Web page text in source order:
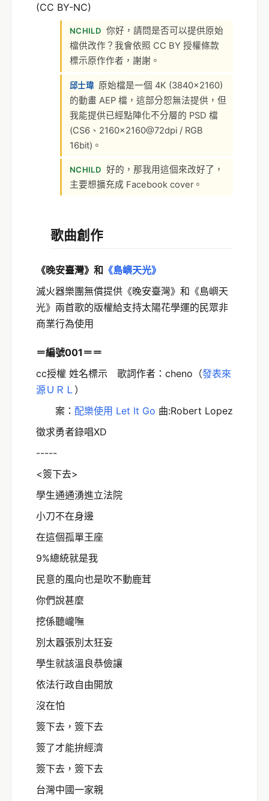
(CC BY-NC)
NCHILD 你好，請問是否可以提供原始
檔供改作？我會依照 CC BY 授權條款
標示原作作者，謝謝。
邱士瑋 原始檔是一個 4K (3840×2160)
的動畫 AEP 檔，這部分恕無法提供，但
我能提供已經點陣化不分層的 PSD 檔
(CS6、2160×2160@72dpi / RGB
16bit)。
NCHILD 好的，那我用這個來改好了，
主要想擴充成 Facebook cover。
歌曲創作
《晚安臺灣》和 《島嶼天光》
滅火器樂團無償提供《晚安臺灣》和《島嶼天
光》兩首歌的版權給支持太陽花學運的民眾非
商業行為使用
＝編號001＝＝
cc授權 姓名標示 歌詞作者：cheno（發表來
源ＵＲＬ ）
案： 配樂使用 Let It Go 曲:Robert Lopez
徵求勇者錄唱XD
-----
<簽下去>
學生通通湧進立法院
小刀不在身邊
在這個孤單王座
9%總統就是我
民意的風向也是吹不動鹿茸
你們說甚麼
挖係聽巄嘸
別太囂張別太狂妄
學生就該溫良恭儉讓
依法行政自由開放
沒在怕
簽下去，簽下去
簽了才能拚經濟
簽下去，簽下去
台灣中國一家親